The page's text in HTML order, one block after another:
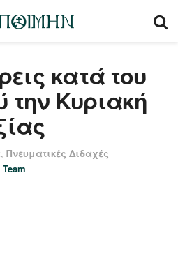
κατά του
την Κυριακή
, Πνευματικές Διδαχές